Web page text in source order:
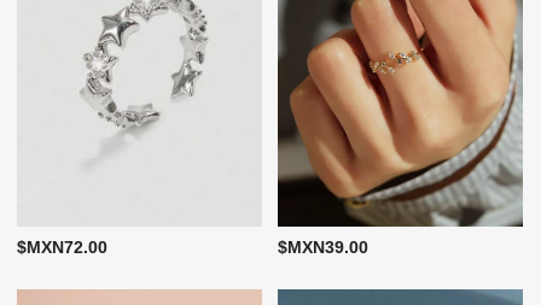
$MXN72.00 $MXN39.00